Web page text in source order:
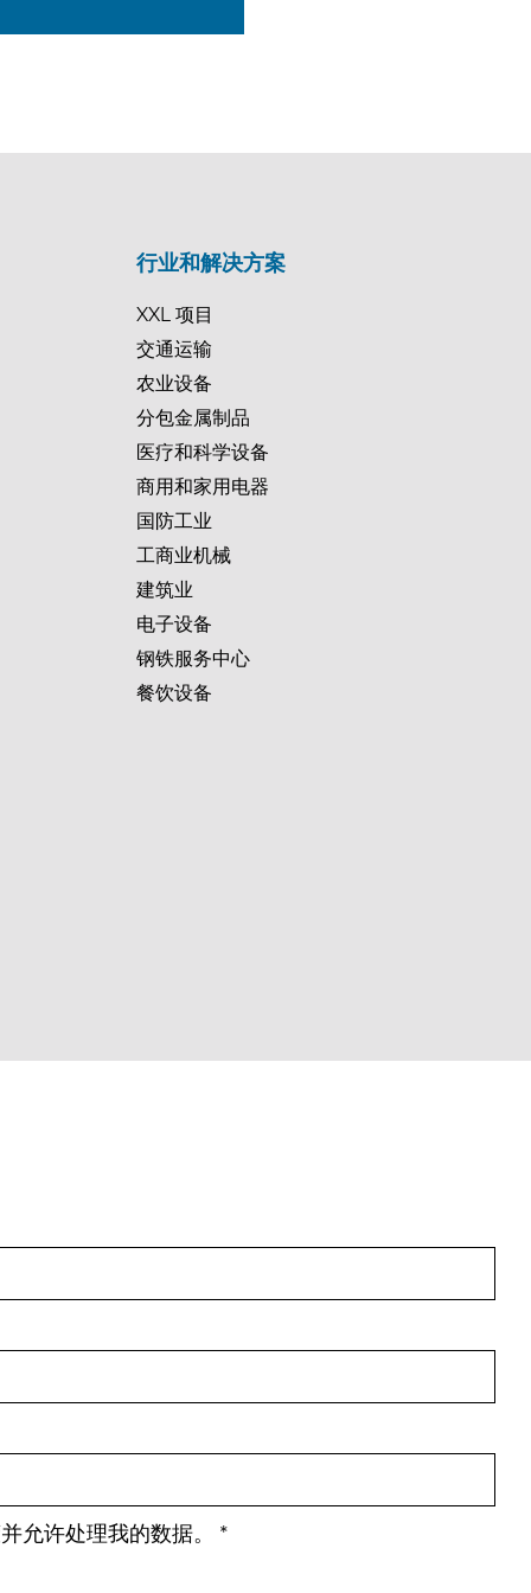
行业和解决方案
XXL 项目
交通运输
农业设备
分包金属制品
医疗和科学设备
商用和家用电器
国防工业
工商业机械
建筑业
电子设备
钢铁服务中心
餐饮设备
允许处理我的数据。